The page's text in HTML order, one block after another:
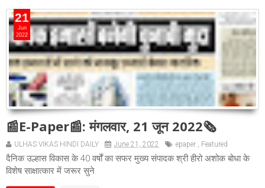
📰E-Paper📰: मंगलवार, 21 जून 2022🗞
ULHAS VIKAS HINDI DAILY June 21, 2022 epaper Featured
दैनिक उल्हास विकास के 40 वर्षों का सफर मुख्य संपादक श्री हीरो अशोक बोधा के
विशेष साक्षात्कार में जरूर सुने
21
Jun
2022